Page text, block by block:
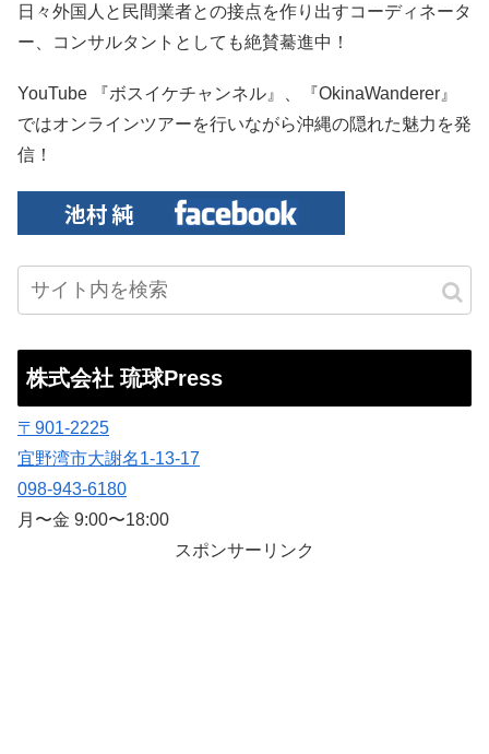
日々外国人と民間業者との接点を作り出すコーディネータ
ー、コンサルタントとしても絶賛驀進中！
YouTube 『ボスイケチャンネル』、『OkinaWanderer』
ではオンラインツアーを行いながら沖縄の隠れた魅力を発
信！
株式会社 琉球Press
〒901-2225
宜野湾市大謝名1-13-17
098-943-6180
月〜金 9:00〜18:00
スポンサーリンク